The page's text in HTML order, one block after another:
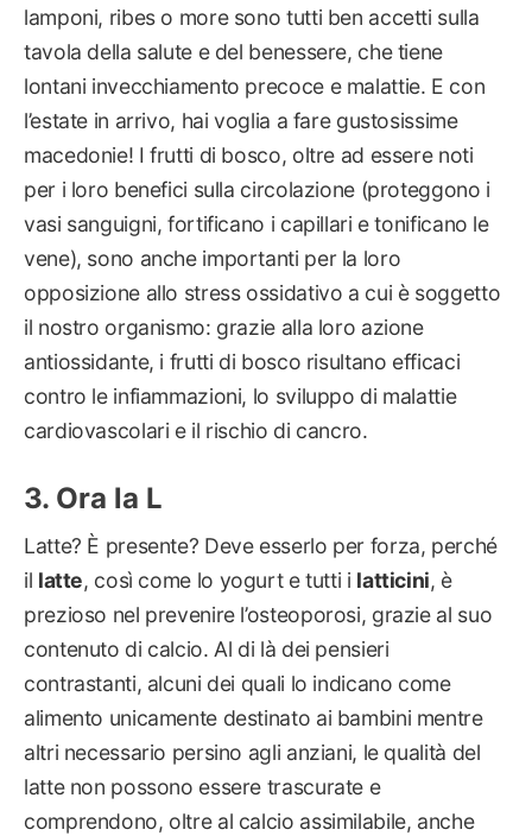
lamponi, ribes o more sono tutti ben accetti sulla
tavola della salute e del benessere, che tiene
lontani invecchiamento precoce e malattie. E con
l’estate in arrivo, hai voglia a fare gustosissime
macedonie! I frutti di bosco, oltre ad essere noti
per i loro benefici sulla circolazione (proteggono i
vasi sanguigni, fortificano i capillari e tonificano le
vene), sono anche importanti per la loro
opposizione allo stress ossidativo a cui è soggetto
il nostro organismo: grazie alla loro azione
antiossidante, i frutti di bosco risultano efficaci
contro le infiammazioni, lo sviluppo di malattie
cardiovascolari e il rischio di cancro.
Ora la L
Latte? È presente? Deve esserlo per forza, perché
il latte, così come lo yogurt e tutti i latticini, è
prezioso nel prevenire l’osteoporosi, grazie al suo
contenuto di calcio. Al di là dei pensieri
contrastanti, alcuni dei quali lo indicano come
alimento unicamente destinato ai bambini mentre
altri necessario persino agli anziani, le qualità del
latte non possono essere trascurate e
comprendono, oltre al calcio assimilabile, anche